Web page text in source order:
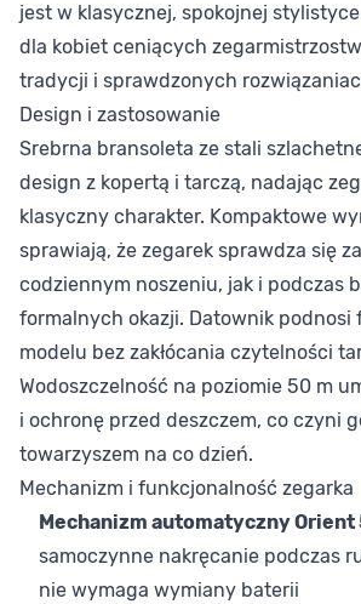
jest w klasycznej, spokojnej
dla kobiet ceniących
tradycji i sprawdzonych
Design i zastosowanie
Srebrna bransoleta ze stali
design z kopertą i tarczą, nadając
klasyczny charakter. Kompaktowe
sprawiają, że zegarek sprawdza się
codziennym noszeniu, jak i podczas
formalnych okazji. Datownik podnosi
modelu bez zakłócania czytelności
Wodoszczelność na poziomie 50 m
i ochronę przed deszczem, co czyni
towarzyszem na co dzień.
Mechanizm i funkcjonalność zegarka
Mechanizm automatyczny Orient
samoczynne nakręcanie podczas
nie wymaga wymiany baterii